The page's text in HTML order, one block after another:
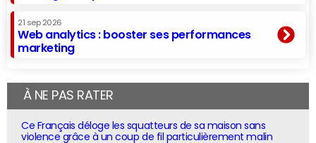
21 sep 2026
Web analytics : booster ses performances
marketing
À NE PAS RATER
Ce Français déloge les squatteurs de sa maison sans
violence grâce à un coup de fil particulièrement malin